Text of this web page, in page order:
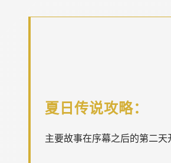
夏日传说攻略：
主要故事在序幕之后的第二天